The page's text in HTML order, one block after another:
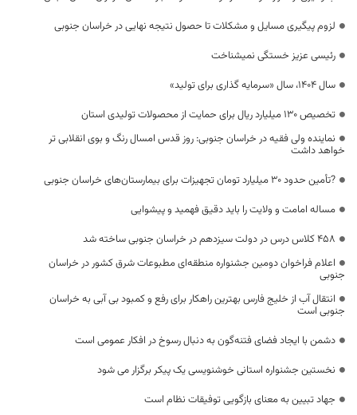
لزوم پیگیری مسایل و مشکلات تا حصول نتیجه نهایی در خراسان جنوبی
رئیسی عزیز خستگی نمیشناخت
سال ۱۴۰۴، سال «سرمایه گذاری برای تولید»
تخصیص ۱۳۰ میلیارد ریال برای حمایت از محصولات تولیدی استان
نماینده ولی فقیه در خراسان جنوبی: روز قدس امسال رنگ و بوی انقلابی ‌تر
خواهد داشت
?تأمین حدود ۳۰ میلیارد تومان تجهیزات برای بیمارستان‌های خراسان جنوبی
مساله امامت و ولایت را باید دقیق فهمید و پیشوایی
۴۵۸ کلاس درس در دولت سیزدهم در خراسان جنوبی ساخته شد
اعلام فراخوان دومین جشنواره منطقه‌ای مطبوعات شرق کشور در خراسان
جنوبی
انتقال آب از خلیج فارس بهترین راهکار برای رفع و کمبود بی آبی به خراسان
جنوبی است
دشمن با ایجاد فضای فتنه‌گون به دنبال رسوخ در افکار عمومی است
نخستین جشنواره استانی خوشنویسی یک پیکر برگزار می شود
جهاد تبیین به معنای بازگویی توفیقات نظام است